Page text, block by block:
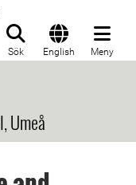
Sök English Meny
Umeå